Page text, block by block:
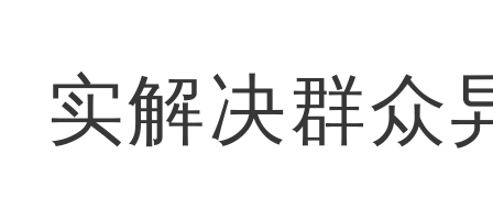
实解决群众